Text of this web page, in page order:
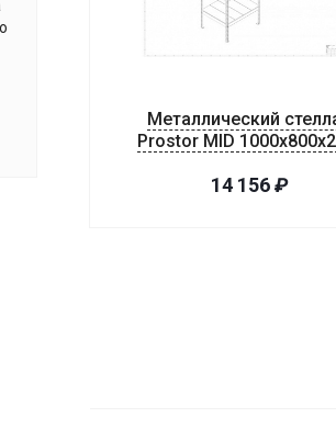
Металлический
Prostor MID
14 156₽